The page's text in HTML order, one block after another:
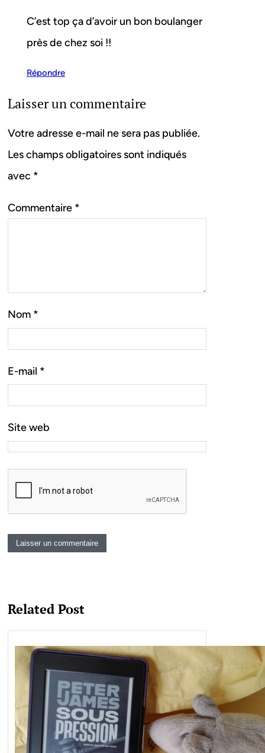
C’est top ça d’avoir un bon boulanger
près de chez soi !!
Répondre
Laisser un commentaire
Votre adresse e-mail ne sera pas publiée.
Les champs obligatoires sont indiqués
avec *
Commentaire *
Nom *
E-mail *
Site web
Related Post